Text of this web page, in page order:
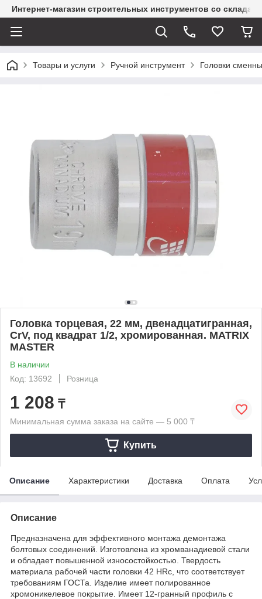
Интернет-магазин строительных инструментов со склада
Товары и услуги Ручной инструмент Головки
Головка торцевая, 22 мм, двенадцатигранная,
CrV, под квадрат 1/2, хромированная. MATRIX
MASTER
В наличии
Код: 13692
Розница
1 208 ₸
Минимальная сумма заказа на сайте — 5 000 ₸
Купить
Описание Характеристики Доставка Оплата
Описание
Предназначена для эффективного монтажа демонтажа
болтовых соединений. Изготовлена из хромванадиевой стали
и обладает повышенной износостойкостью. Твердость
материала рабочей части головки 42 HRс, что соответствует
требованиям ГОСТа. Изделие имеет полированное
хромоникелевое покрытие. Имеет 12-гранный профиль с